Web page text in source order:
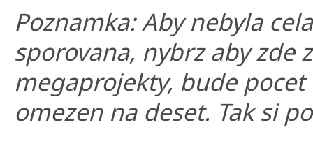
Poznamka: Aby nebyla
sporovana, nybrz aby zde
megaprojekty, bude
omezen na deset. Tak si